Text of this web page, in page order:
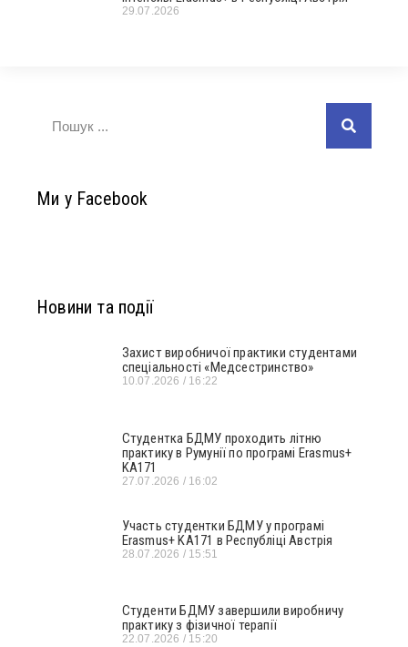
29.07.2026
Ми у Facebook
Новини та події
Захист виробничої практики студентами
спеціальності «Медсестринство»
10.07.2026 16:22
Студентка БДМУ проходить літню
практику в Румунії по програмі Erasmus+
KA171
27.07.2026 16:02
Участь студентки БДМУ у програмі
Erasmus+ KA171 в Республіці Австрія
28.07.2026 15:51
Студенти БДМУ завершили виробничу
практику з фізичної терапії
22.07.2026 15:20